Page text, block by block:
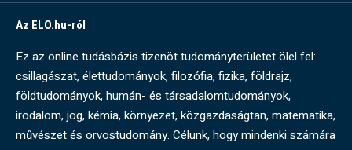
Az ELO.hu-ról
Ez az online tudásbázis tizenöt tudományterületet ölel fel:
csillagászat, élettudományok, filozófia, fizika, földrajz,
földtudományok, humán- és társadalomtudományok,
irodalom, jog, kémia, környezet, közgazdaságtan, matematika,
művészet és orvostudomány. Célunk, hogy mindenki számára